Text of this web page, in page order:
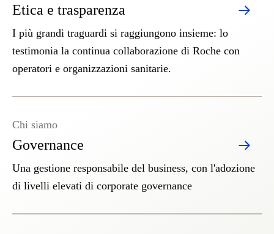
Etica e trasparenza
I più grandi traguardi si raggiungono insieme: lo
testimonia la continua collaborazione di Roche con
operatori e organizzazioni sanitarie.
Governance
Chi siamo
Una gestione responsabile del business, con l'adozione
di livelli elevati di corporate governance